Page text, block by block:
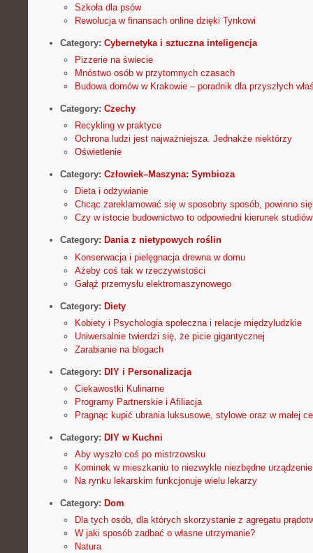
Szkoła dla psów
Rewolucja w finansach online dzięki Tynkowi
Category: Cybernetyka i sztuczna inteligencja
Pizzerie na świecie
Mnóstwo osób w przytomnych czasach
Budowa domów w Krakowie – poradnik dla przyszłych
Category: Czechy
Recykling w praktyce
Ochrona ludzi jest najważniejsza. Jednakże niektórzy
Oświetlenie
Category: Człowiek–Maszyna: Symbioza
Dieta i odżywianie
Chcąc zareklamować się w sposobny sposób, powinno
Czy w istocie budownictwo to odpowiedni kierunek
Category: Dania z nietypowych roślin
Konserwacja i pielęgnacja drewna w domu
Ażeby coś tak w rzeczywistości
Gałąź przemysłu elektromaszynowego
Category: Diety
Kobiety i Psychologia społeczna i relacje międzyludzkie
Uniwersalnie twierdzi się, że picie gigantycznej
Zarabianie na blogach
Category: DIY i Personalizacja
Ciekawostki Kulinarne
Programy Partnerskie i Afiliacja
Pragnąc kupić ubrania luksusowe, stylowe oraz w małej
Category: DIY w Kuchni
Aby wyszło coś po mistrzowsku
Kominek w mieszkaniu to niezwykle niezbędne urządzenie
Na rynku lekarskim funkcjonuje wielu lekarzy
Category: Dom
Dla tych osób, dla których skorzystanie z agregatu
W jaki sposób zadbać o własne utrzymanie?
Natura